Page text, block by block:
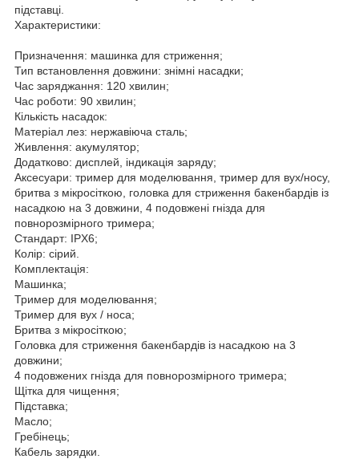
підставці.
Характеристики:
Призначення: машинка для стриження;
Тип встановлення довжини: знімні насадки;
Час заряджання: 120 хвилин;
Час роботи: 90 хвилин;
Кількість насадок:
Матеріал лез: нержавіюча сталь;
Живлення: акумулятор;
Додатково: дисплей, індикація заряду;
Аксесуари: тример для моделювання, тример для вух/носу,
бритва з мікросіткою, головка для стриження бакенбардів із
насадкою на 3 довжини, 4 подовжені гнізда для
повнорозмірного тримера;
Стандарт: IPX6;
Колір: сірий.
Комплектація:
Машинка;
Тример для моделювання;
Тример для вух / носа;
Бритва з мікросіткою;
Головка для стриження бакенбардів із насадкою на 3
довжини;
4 подовжених гнізда для повнорозмірного тримера;
Щітка для чищення;
Підставка;
Масло;
Гребінець;
Кабель зарядки.